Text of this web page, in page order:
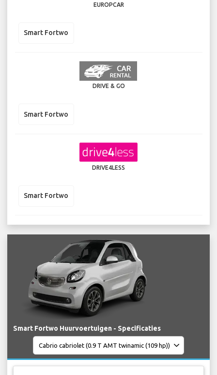
EUROPCAR
Smart Fortwo
DRIVE & GO
Smart Fortwo
DRIVE4LESS
Smart Fortwo
Smart Fortwo Huurvoertuigen - Specificaties